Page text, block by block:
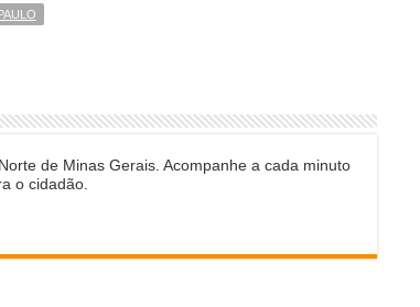
de Minas Gerais. Acompanhe a cada minuto
o cidadão.